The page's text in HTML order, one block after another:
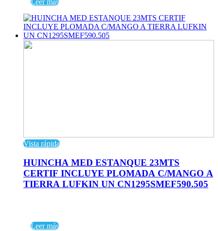
Leer más
Vista rápida
HUINCHA MED ESTANQUE 23MTS
CERTIF INCLUYE PLOMADA C/MANGO A
TIERRA LUFKIN UN CN1295SMEF590.505
Leer más